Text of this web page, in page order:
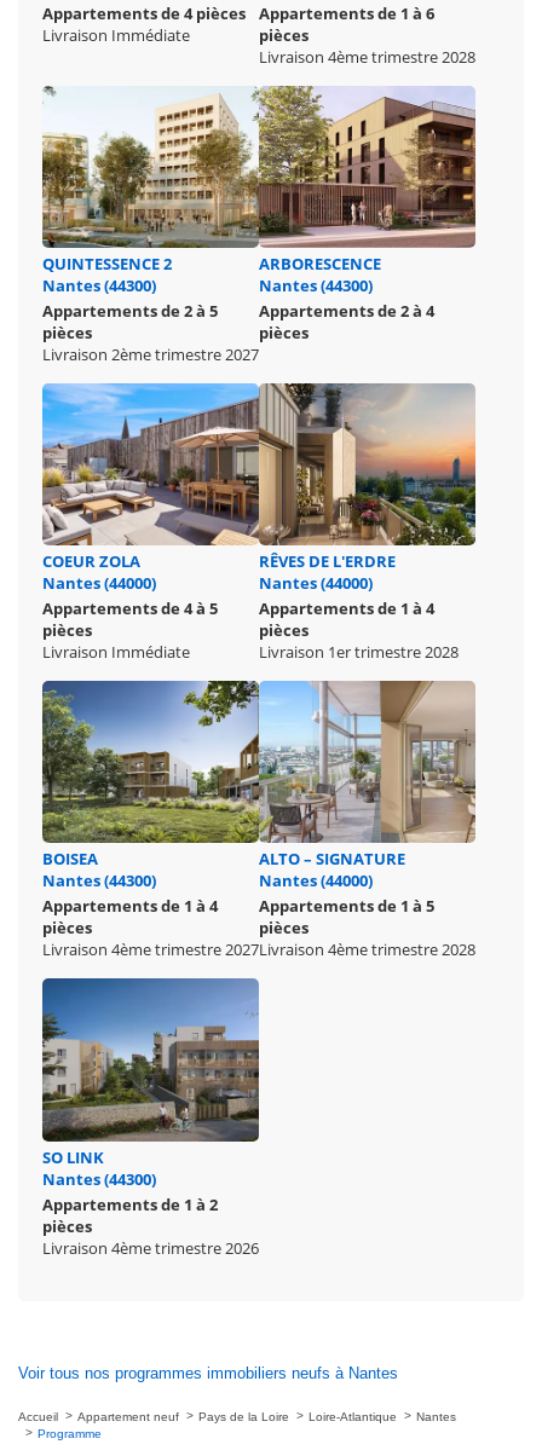
Appartements de 4 pièces
Livraison Immédiate
Appartements de 1 à 6
pièces
Livraison 4ème trimestre 2028
QUINTESSENCE 2
Nantes (44300)
Appartements de 2 à 5
pièces
Livraison 2ème trimestre 2027
ARBORESCENCE
Nantes (44300)
Appartements de 2 à 4
pièces
COEUR ZOLA
Nantes (44000)
Appartements de 4 à 5
pièces
Livraison Immédiate
RÊVES DE L'ERDRE
Nantes (44000)
Appartements de 1 à 4
pièces
Livraison 1er trimestre 2028
BOISEA
Nantes (44300)
Appartements de 1 à 4
pièces
Livraison 4ème trimestre 2027
ALTO – SIGNATURE
Nantes (44000)
Appartements de 1 à 5
pièces
Livraison 4ème trimestre 2028
SO LINK
Nantes (44300)
Appartements de 1 à 2
pièces
Livraison 4ème trimestre 2026
Voir tous nos programmes immobiliers neufs à Nantes
Accueil Appartement neuf Pays de la Loire Loire-Atlantique
Nantes
Programme